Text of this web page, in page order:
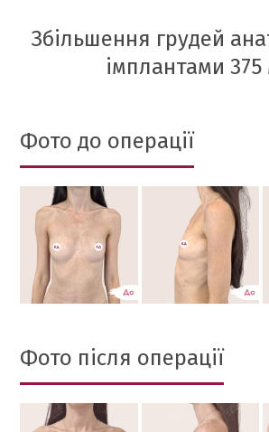
Збільшення грудей
імплантами 375
Фото до операції
Фото після операції